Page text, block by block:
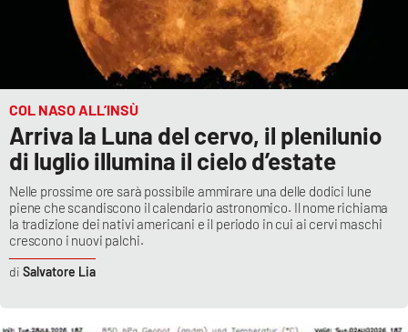
COL NASO ALL’INSÙ
Arriva la Luna del cervo, il plenilunio
di luglio illumina il cielo d’estate
Nelle prossime ore sarà possibile ammirare una delle dodici lune
piene che scandiscono il calendario astronomico. Il nome richiama
la tradizione dei nativi americani e il periodo in cui ai cervi maschi
crescono i nuovi palchi.
Salvatore Lia